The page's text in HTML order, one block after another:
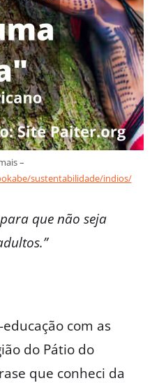
–
sustentabilidade/indios/
que não seja
com as
do Pátio do
que conheci da